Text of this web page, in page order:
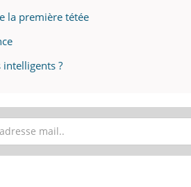
la première tétée
?